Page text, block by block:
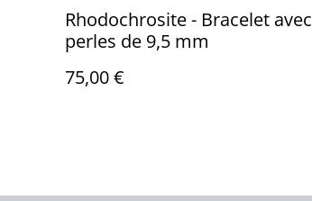
Rhodochrosite - Bracelet avec
perles de 9,5 mm
75,00 €